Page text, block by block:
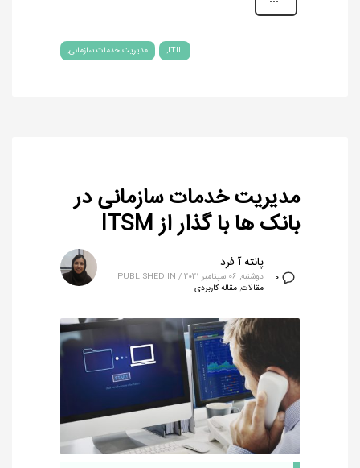
ITIL مدیریت خدمات سازمانی
مدیریت خدمات سازمانی در
بانک ها با گذار از ITSM
0
پانته آ فرد
دوشنبه, 06 سپتامبر 2021 /
PUBLISHED IN
مقالات, مقاله کاربردی